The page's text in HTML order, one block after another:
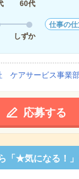
60代
しずか
仕事の
ケアサービス事業
応募する
「★気になる！」